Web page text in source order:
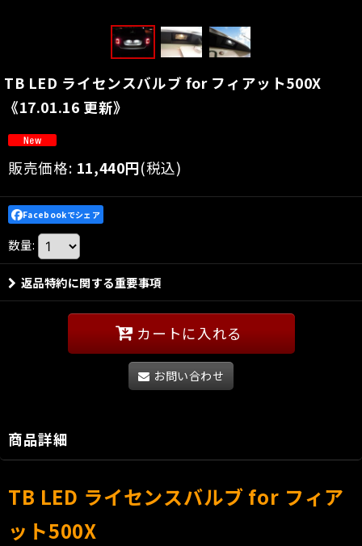
TB LED ライセンスバルブ for フィアット500X
《17.01.16 更新》
販売価格: 11,440円(税込)
Facebookでシェア
数量:
返品特約に関する重要事項
カートに入れる
お問い合わせ
商品詳細
TB LED ライセンスバルブ for フィア
ット500X